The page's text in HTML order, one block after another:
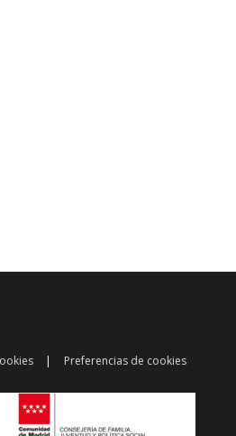
Preferencias de cookies